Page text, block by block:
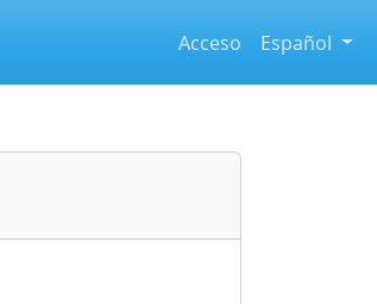
Acceso Español